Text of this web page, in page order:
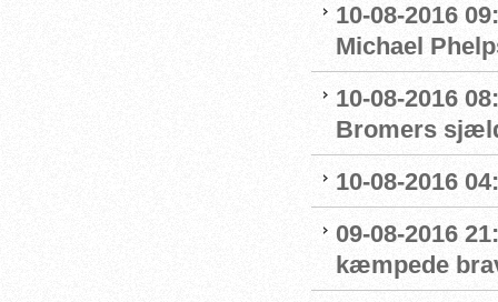
10-08-2016
Michael
10-08-2016
Bromers
10-08-2016
09-08-2016
kæmpede